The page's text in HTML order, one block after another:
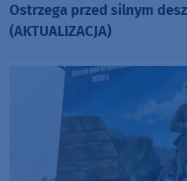
Ostrzega przed silnym
(AKTUALIZACJA)